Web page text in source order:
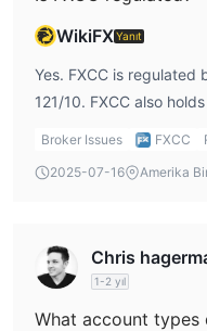
WikiFXYanıt
Yes. FXCC is regulated
121/10. FXCC also
Broker Issues FXCC
2025-07-16
Amerika
Chris
1-2 yıl
What account types